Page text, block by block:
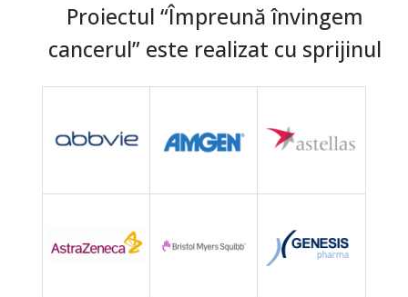
Proiectul “Împreună învingem
cancerul” este realizat cu sprijinul